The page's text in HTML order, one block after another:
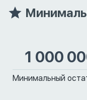
1 000
Минимальный